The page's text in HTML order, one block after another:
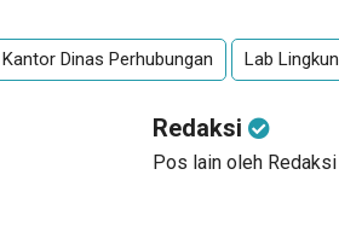
Kantor Dinas Perhubungan Lab
Redaksi
Pos lain oleh Redaksi